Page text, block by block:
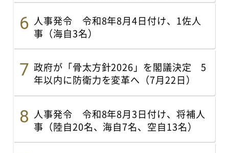
人事発令 令和8年8月4日付け、1佐人
事（海自3名）
政府が「骨太方針2026」を閣議決定 5
年以内に防衛力を変革へ（7月22日）
人事発令 令和8年8月3日付け、将補人
事（陸自20名、海自7名、空自13名）